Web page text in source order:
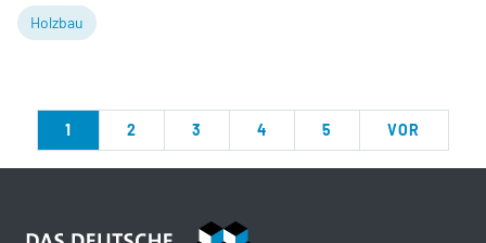
Holzbau
1 2 3 4 5 VOR